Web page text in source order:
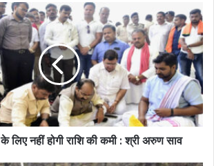
लिए नहीं होगी राशि की कमी : श्री अरुण साव